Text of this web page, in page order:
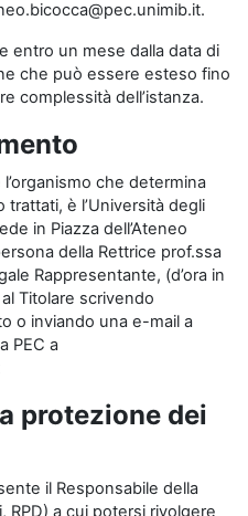
entro un mese dalla data di
che può essere esteso fino
complessità dell’istanza.
che determina
è l’Università degli
in Piazza dell’Ateneo
della Rettrice prof.ssa
Rappresentante, (d’ora in
Titolare scrivendo
o inviando una e-mail a
PEC a
protezione dei
il Responsabile della
RPD) a cui potersi rivolgere